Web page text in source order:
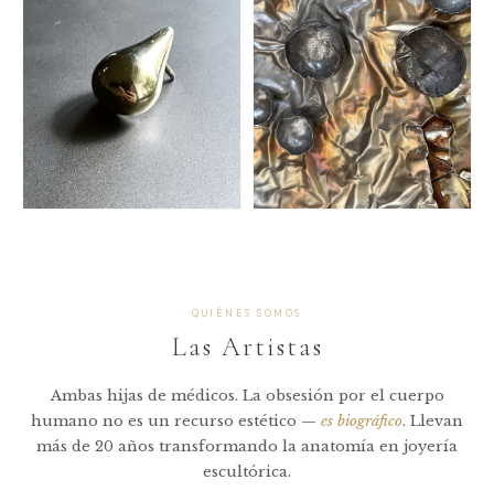
QUIÉNES SOMOS
Las Artistas
Ambas hijas de médicos. La obsesión por el cuerpo
humano no es un recurso estético — es biográfico. Llevan
más de 20 años transformando la anatomía en joyería
escultórica.